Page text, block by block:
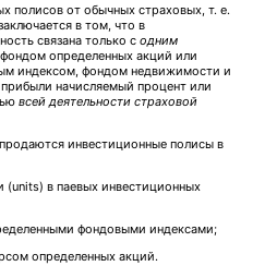
полисов от обычных страховых, т. е.
в том, что в
связана только с одним
фондом определенных акций или
индексом, фондом недвижимости и
начисляемый процент или
всей деятельности страховой
инвестиционные полисы в
(units) в паевых инвестиционных
фондовыми индексами;
определенных акций.